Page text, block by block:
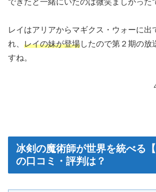
レイはアリアからマギクス・ウォーに出
れ、 レイの妹が登場したので第２期の放
すね。
冰剣の魔術師が世界を統べる【
の口コミ・評判は？